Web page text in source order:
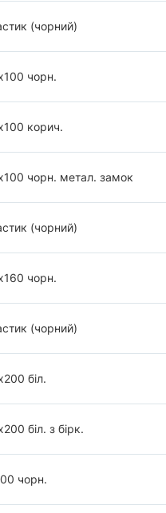
(чорний)
чорн.
корич.
чорн. метал. замок
(чорний)
чорн.
(чорний)
біл.
біл. з бірк.
чорн.